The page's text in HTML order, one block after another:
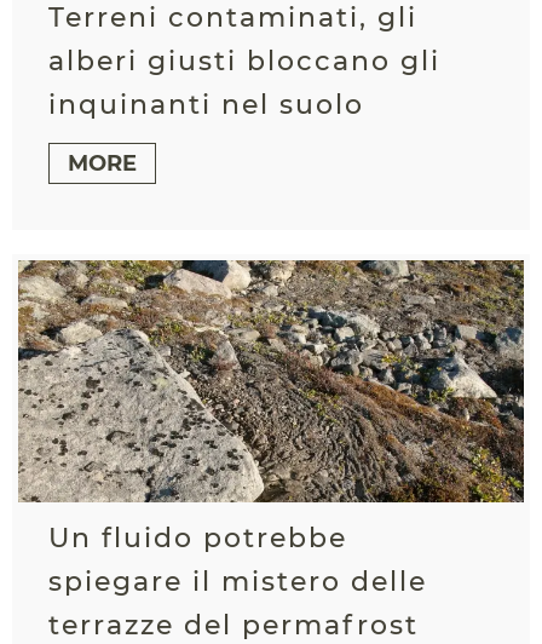
Terreni contaminati, gli
alberi giusti bloccano gli
inquinanti nel suolo
MORE
Un fluido potrebbe
spiegare il mistero delle
terrazze del permafrost